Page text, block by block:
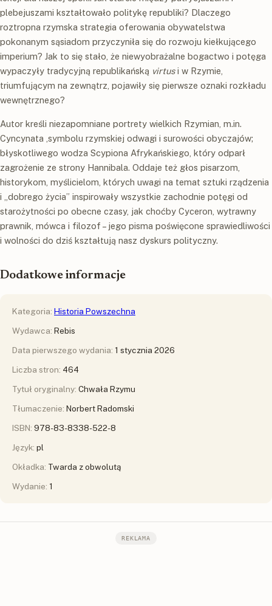
plebejuszami kształtowało politykę republiki? Dlaczego
roztropna rzymska strategia oferowania obywatelstwa
pokonanym sąsiadom przyczyniła się do rozwoju kiełkującego
imperium? Jak to się stało, że niewyobrażalne bogactwo i potęga
wypaczyły tradycyjną republikańską virtusi w Rzymie,
triumfującym na zewnątrz, pojawiły się pierwsze oznaki rozkładu
wewnętrznego?
Autor kreśli niezapomniane portrety wielkich Rzymian, m.in.
Cyncynata ,symbolu rzymskiej odwagi i surowości obyczajów;
błyskotliwego wodza Scypiona Afrykańskiego, który odparł
zagrożenie ze strony Hannibala. Oddaje też głos pisarzom,
historykom, myślicielom, których uwagi na temat sztuki rządzenia
i „dobrego życia” inspirowały wszystkie zachodnie potęgi od
starożytności po obecne czasy, jak choćby Cyceron, wytrawny
prawnik, mówca i filozof – jego pisma poświęcone sprawiedliwości
i wolności do dziś kształtują nasz dyskurs polityczny.
Dodatkowe informacje
Kategoria: Historia Powszechna
Wydawca: Rebis
Data pierwszego wydania: 1 stycznia 2026
Liczba stron: 464
Tytuł oryginalny: Chwała Rzymu
Tłumaczenie: Norbert Radomski
ISBN: 978-83-8338-522-8
Język: pl
Okładka: Twarda z obwolutą
Wydanie: 1
REKLAMA